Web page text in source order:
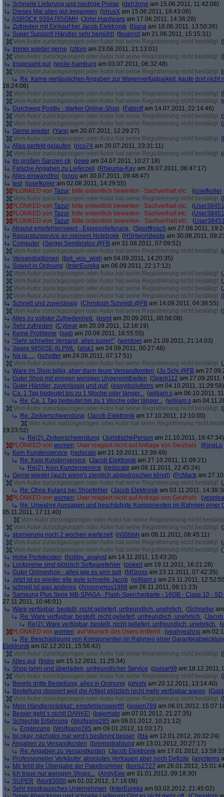
Schnelle Lieferung und niedrige Preise (deh3nne am 15.06.2011, 11:42:08)
Dieses Mal alles gut gegangen (VirusX am 15.06.2011, 18:43:06)
ASROCK 939A785GMH (John Hardware am 17.06.2011, 14:36:28)
Zufrieden mit Einkauf bei Jacob Elektronik (Nana am 18.06.2011, 13:50:26)
Super Support! Händler sehr bemüht! (feuerrot am 21.06.2011, 15:15:31)
Vom Autor zurückgezogen oder Autor hat seine Registrierung nicht bestätigt (
Immer wieder gerne (zttom am 23.06.2011, 21:13:01)
Vom Autor zurückgezogen oder Autor hat seine Registrierung nicht bestätigt (
Insgesamt gut (wolle-hamburg am 03.07.2011, 06:32:48)
Vom Autor zurückgezogen oder Autor hat seine Registrierung nicht bestätigt (
Re: Keine verlässlichen Angaben zur Warenverfügbarkeit, kaufe dort nicht
16:24:06)
Vom Autor zurückgezogen oder Autor hat seine Registrierung nicht bestätigt (
Vom Autor zurückgezogen oder Autor hat seine Registrierung nicht bestätigt (
Durchweg Positiv - starker Online-Shop (Fabioffam 14.07.2011, 22:14:46)
Vom Autor zurückgezogen oder Autor hat seine Registrierung nicht bestätigt (
Vom Autor zurückgezogen oder Autor hat seine Registrierung nicht bestätigt (
Gerne wieder (Yann am 20.07.2011, 12:29:27)
Vom Autor zurückgezogen oder Autor hat seine Registrierung nicht bestätigt (
Alles perfekt gelaufen (rico74 am 20.07.2011, 23:31:11)
Vom Autor zurückgezogen oder Autor hat seine Registrierung nicht bestätigt (
Im großen Ganzen ok (jewe am 24.07.2011, 10:27:18)
Falsche Angaben zu Lieferzeit (Rheuma-Kay am 28.07.2011, 06:47:17)
Alles einwandfrei (oooo am 30.07.2011, 09:48:47)
test (josefkoller am 02.08.2011, 14:29:55)
PLONKED von Tazur: bitte ordentlich bewerten - Sachverhalt etc. (josefkoller
Vom Autor zurückgezogen oder Autor hat seine Registrierung nicht bestätigt (
PLONKED von Tazur: bitte ordentlich bewerten - Sachverhalt etc. (
PLONKED von Tazur: bitte ordentlich bewerten - Sachverhalt etc. (
PLONKED von Tazur: Bitte ordentlich bewerten - Sachverhalt etc. (
Absolut empfehlenswert - Expresslieferung. (Sportfrosch am 27.08.2011,
Reparaturservice an meinem Notebokk (HSHworldwide am 30.08.2011,
Computer (Sergej Semibratov @FB am 31.08.2011, 07:09:52)
Vom Autor zurückgezogen oder Autor hat seine Registrierung nicht bestätigt (
Versandoptionen (bet_you_wish am 04.09.2011, 14:20:35)
Soweit in Ordnung ( InterEureka am 06.09.2011, 22:17:12)
Vom Autor zurückgezogen oder Autor hat seine Registrierung nicht bestätigt (
Vom Autor zurückgezogen oder Autor hat seine Registrierung nicht bestätigt (
Vom Autor zurückgezogen oder Autor hat seine Registrierung nicht bestätigt (
Vom Autor zurückgezogen oder Autor hat seine Registrierung nicht bestätigt (
Schnell und zuverlässig (Christoph Schmidt @FB am 14.09.2011, 04:38:55)
Vom Autor zurückgezogen oder Autor hat seine Registrierung nicht bestätigt (
Alles zu vollster Zufriedenheit. (psmt am 20.09.2011, 00:56:08)
Sehr zufrieden (Cybear am 20.09.2011, 12:16:19)
Keine Probleme (saib am 20.09.2011, 16:55:55)
"Sehr schneller Versand, alles super!" (werdoer am 21.09.2011, 21:14:03)
3ware 9650SE-8LPML (alsk1 am 24.09.2011, 00:27:48)
Na ja, ... (schotter am 24.09.2011, 07:17:51)
Vom Autor zurückgezogen oder Autor hat seine Registrierung nicht bestätigt (
Ware im Shop billig, aber dann teure Versandkosten (Jo Schi @FB am
Guter Shop mit einigen wenigen Ungereimtheiten (Sperli112 am 27.09.2011,
Guter Händler, zuverlässig und gut! (easyitsolutions am 04.10.2011, 11:29:58)
Ca. 1 Tag bedeutet bis zu 1 Woche oder länger... (william.s am 06.10.2011,
Re: Ca. 1 Tag bedeutet bis zu 1 Woche oder länger... (william.s am
Vom Autor zurückgezogen oder Autor hat seine Registrierung nicht bestätigt (
Re: Zeitverschwendung (Jacob Elektronik am 17.10.2011, 12:10:00)
Vom Autor zurückgezogen oder Autor hat seine Registrierung nicht
19:23:52)
Re(2): Zeitverschwendung (JuristischePerson am 21.10.2011, 19:47:34)
PLONKED von women: User reagiert nicht auf Anfrage von Geizhals (KingLu
Kein Kundenservice (redscale am 21.10.2011, 12:39:49)
Re: Kein Kundenservice (Jacob Elektronik am 27.10.2011, 11:09:21)
Re(2): Kein Kundenservice (redscale am 08.11.2011, 22:45:24)
Gerne wieder (auch wenn's ziemlich abgedroschen klingt) (PcMack am
Vom Autor zurückgezogen oder Autor hat seine Registrierung nicht bestätigt (
Re: Ohne Kulanz bei Shopfehler (Jacob Elektronik am 03.11.2011,
PLONKED von women: User reagiert nicht auf Anfrage von Geizhals (
Re: Unwahre Aussagen und beschädigte Komponenten im Rahmen einer
05.11.2011, 17:11:40)
Vom Autor zurückgezogen oder Autor hat seine Registrierung nicht
Vom Autor zurückgezogen oder Autor hat seine Registrierung nicht bestätigt (
stornierung noch 2 wochen wartezeit (n00bish am 08.11.2011, 08:45:11)
Vom Autor zurückgezogen oder Autor hat seine Registrierung nicht bestätigt (
Vom Autor zurückgezogen oder Autor hat seine Registrierung nicht bestätigt (
Hohe Portokosten (hobby_analyst am 14.11.2011, 13:43:20)
Lockpreise sind plötzlich Softwarefehler (pokerl am 19.11.2011, 16:21:28)
Guter Onlineshop - alles wie es sein soll
(MGross am 23.11.2011, 07:42:35)
Jetzt ist es wieder alte gute schnelle Jacob (william.s am 23.11.2011,
schnell ist was anderes (Annonymus1988 am 26.11.2011, 08:11:23)
Samsung Plus Serie MB-SPAGA - Flash-Speicherkarte - 16GB - Class 10 -
27.11.2011, 10:46:01)
Ware verfügbar, bestellt, nicht geliefert, unfreundlich, unehrlich. (Schneller
Re: Ware verfügbar, bestellt, nicht geliefert, unfreundlich, unehrlich. (
Re(2): Ware verfügbar, bestellt, nicht geliefert, unfreundlich, unehrlich. (
PLONKED von women: auf Wunsch des Users entfernt (yeahyeahno am
Re: Beschädigung von Komponenten im Rahmen einer
Elektronik am 02.12.2011, 15:56:42)
Vom Autor zurückgezogen oder Autor hat seine Registrierung nicht bestätigt (
Alles gut ( Indro am 15.12.2011, 11:25:34)
Shop lahm und überladen, unfreundlicher Service (pulsar99 am 18.12.2011,
Vom Autor zurückgezogen oder Autor hat seine Registrierung nicht bestätigt (
Bereits dritte Bestellung, alles in Ordnung (phishi am 20.12.2011, 13:14:40)
Bestellung storniert weil die Artikel plötzlich nicht mehr verfügbar waren (
Vom Autor zurückgezogen oder Autor hat seine Registrierung nicht bestätigt (
Mein Händlerprädikat:: empfehlenswert!!! (golem789 am 06.01.2012,
Besser geht`s nicht! DANKE! (kajemato am 07.01.2012, 21:27:35)
Schlechte Erfahrung (Wolfgang285 am 09.01.2012, 10:21:12)
Ergänzung (Wolfgang285 am 09.01.2012, 11:03:17)
Ist okay, nächstes mal wird's bestimmt besser (fda am 12.01.2012, 20:32:24)
Angaben zu Versandkosten (bremsstrahlung am 13.01.2012, 20:27:17)
Re: Angaben zu Versandkosten (Jacob Elektronik am 17.01.2012,
Professioneller Verkäufer, absolutes Vertrauen aber noch Defizite (asystems
Mir fehlt die Übergabe der Paketnummer (boris2727 am 28.01.2012,
Ich traue nur wenigen Shops... (AndyEee am 31.01.2012, 09:18:30)
SUPER (Mortl3000 am 01.02.2012, 17:16:09)
Sehr misstrauisches Unternehmen ( InterEureka am 03.02.2012, 21:45:02)